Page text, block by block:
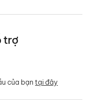
trợ
của bạntại đây